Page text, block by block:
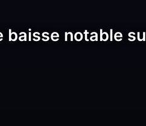
baisse notable